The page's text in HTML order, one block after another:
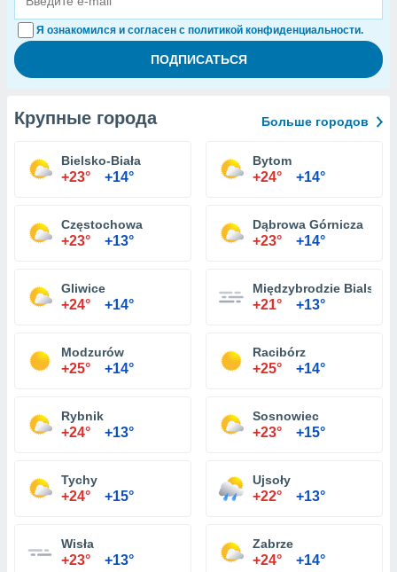
Я ознакомился и согласен с политикой конфиденциальности.
Крупные города Больше городов
Bielsko-Biała
+23° +14°
Bytom
+24° +14°
Częstochowa
+23° +13°
Dąbrowa Górnicza
+23° +14°
Gliwice
+24° +14°
Międzybrodzie Bialskie
+21° +13°
Modzurów
+25° +14°
Racibórz
+25° +14°
Rybnik
+24° +13°
Sosnowiec
+23° +15°
Tychy
+24° +15°
Ujsoły
+22° +13°
Wisła
+23° +13°
Zabrze
+24° +14°